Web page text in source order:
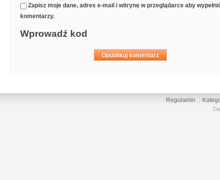
Zapisz moje dane, adres e-mail i witrynę w przeglądarce aby
komentarzy.
Wprowadź kod
Regulamin